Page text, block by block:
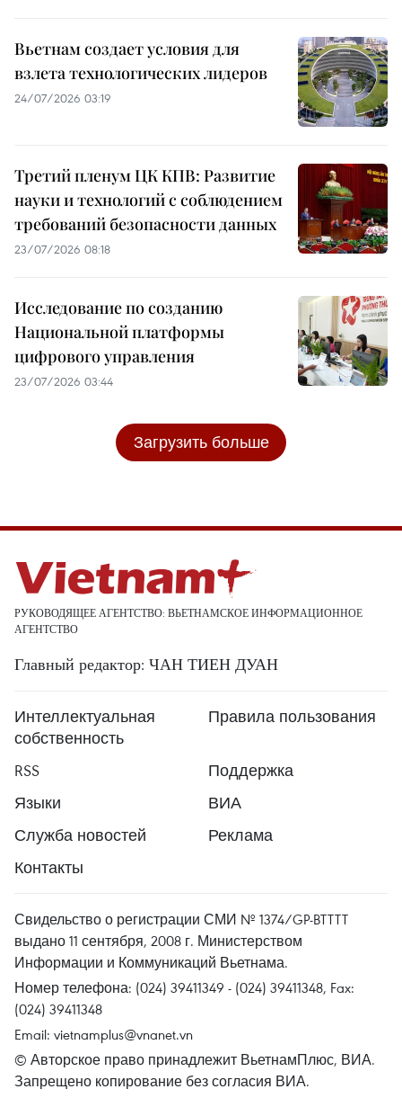
Вьетнам создает условия для
взлета технологических лидеров
24/07/2026 03:19
Третий пленум ЦК КПВ: Развитие
науки и технологий с соблюдением
требований безопасности данных
23/07/2026 08:18
Исследование по созданию
Национальной платформы
цифрового управления
23/07/2026 03:44
Загрузить больше
РУКОВОДЯЩЕЕ АГЕНТСТВО: ВЬЕТНАМСКОЕ ИНФОРМАЦИОННОЕ
АГЕНТСТВО
Главный редактор: ЧАН ТИЕН ДУАН
Интеллектуальная
собственность
Правила пользования
RSS
Поддержка
Языки
ВИА
Служба новостей
Реклама
Контакты
Свидельство о регистрации СМИ № 1374/GP-BTTTT
выдано 11 сентября, 2008 г. Министерством
Информации и Коммуникаций Вьетнама.
Номер телефона: (024) 39411349 - (024) 39411348, Fax:
(024) 39411348
Email: vietnamplus@vnanet.vn
© Авторское право принадлежит ВьетнамПлюс, ВИА.
Запрещено копирование без согласия ВИА.